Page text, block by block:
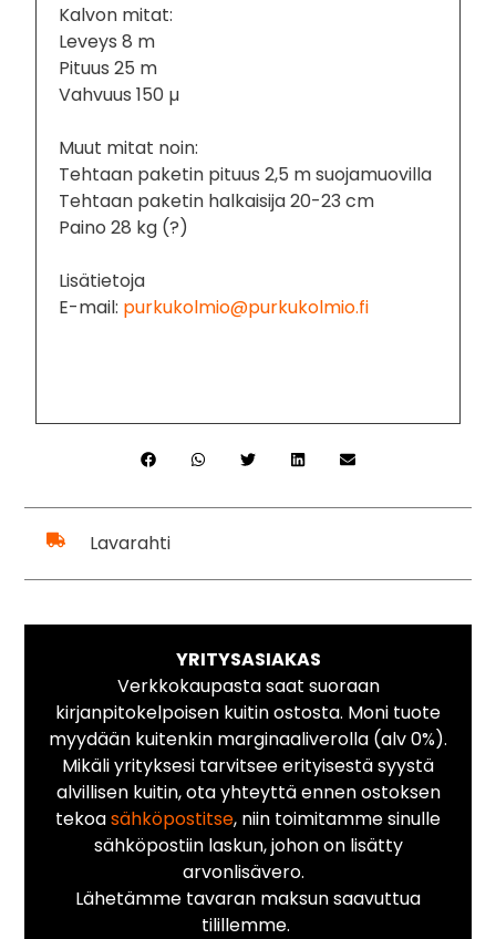
Kalvon mitat:
Leveys 8 m
Pituus 25 m
Vahvuus 150 µ
Muut mitat noin:
Tehtaan paketin pituus 2,5 m suojamuovilla
Tehtaan paketin halkaisija 20-23 cm
Paino 28 kg (?)
Lisätietoja
E-mail: purkukolmio@purkukolmio.fi
Lavarahti
YRITYSASIAKAS
Verkkokaupasta saat suoraan
kirjanpitokelpoisen kuitin ostosta. Moni tuote
myydään kuitenkin marginaaliverolla (alv 0%).
Mikäli yrityksesi tarvitsee erityisestä syystä
alvillisen kuitin, ota yhteyttä ennen ostoksen
tekoasähköpostitse, niin toimitamme sinulle
sähköpostiin laskun, johon on lisätty
arvonlisävero.
Lähetämme tavaran maksun saavuttua
tilillemme.